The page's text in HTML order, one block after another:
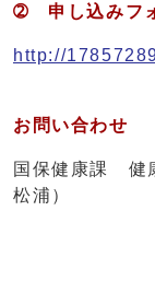
➁ 申し込みフ
http://
お問い合わせ
国保健康課
松浦）